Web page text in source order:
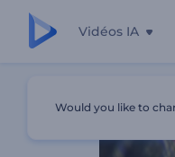
Vidéos IA
Would you like to